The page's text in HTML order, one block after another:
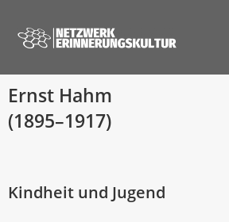
Ernst Hahm
(1895–1917)
Kindheit und Jugend